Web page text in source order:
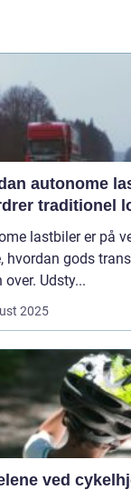
autonome
traditionel
lastbiler er på
hvordan gods
over. Udsty...
2025
ved